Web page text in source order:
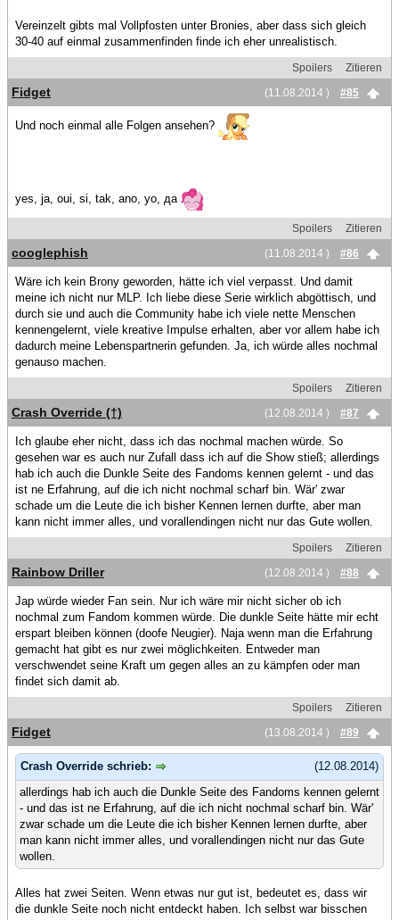
Vereinzelt gibts mal Vollpfosten unter Bronies, aber dass sich gleich
30-40 auf einmal zusammenfinden finde ich eher unrealistisch.
Spoilers
Zitieren
(11.08.2014 )
#85
Fidget
Und noch einmal alle Folgen ansehen?
yes, ja, oui, si, tak, ano, yo, да
Spoilers
Zitieren
(11.08.2014 )
#86
cooglephish
Wäre ich kein Brony geworden, hätte ich viel verpasst. Und damit
meine ich nicht nur MLP. Ich liebe diese Serie wirklich abgöttisch, und
durch sie und auch die Community habe ich viele nette Menschen
kennengelernt, viele kreative Impulse erhalten, aber vor allem habe ich
dadurch meine Lebenspartnerin gefunden. Ja, ich würde alles nochmal
genauso machen.
Spoilers
Zitieren
(12.08.2014 )
#87
Crash Override (†)
Ich glaube eher nicht, dass ich das nochmal machen würde. So
gesehen war es auch nur Zufall dass ich auf die Show stieß; allerdings
hab ich auch die Dunkle Seite des Fandoms kennen gelernt - und das
ist ne Erfahrung, auf die ich nicht nochmal scharf bin. Wär' zwar
schade um die Leute die ich bisher Kennen lernen durfte, aber man
kann nicht immer alles, und vorallendingen nicht nur das Gute wollen.
Spoilers
Zitieren
(12.08.2014 )
#88
Rainbow Driller
Jap würde wieder Fan sein. Nur ich wäre mir nicht sicher ob ich
nochmal zum Fandom kommen würde. Die dunkle Seite hätte mir echt
erspart bleiben können (doofe Neugier). Naja wenn man die Erfahrung
gemacht hat gibt es nur zwei möglichkeiten. Entweder man
verschwendet seine Kraft um gegen alles an zu kämpfen oder man
findet sich damit ab.
Spoilers
Zitieren
(13.08.2014 )
#89
Fidget
(12.08.2014)
Crash Override schrieb:
allerdings hab ich auch die Dunkle Seite des Fandoms kennen gelernt
- und das ist ne Erfahrung, auf die ich nicht nochmal scharf bin. Wär'
zwar schade um die Leute die ich bisher Kennen lernen durfte, aber
man kann nicht immer alles, und vorallendingen nicht nur das Gute
wollen.
Alles hat zwei Seiten. Wenn etwas nur gut ist, bedeutet es, dass wir
die dunkle Seite noch nicht entdeckt haben. Ich selbst war bisschen